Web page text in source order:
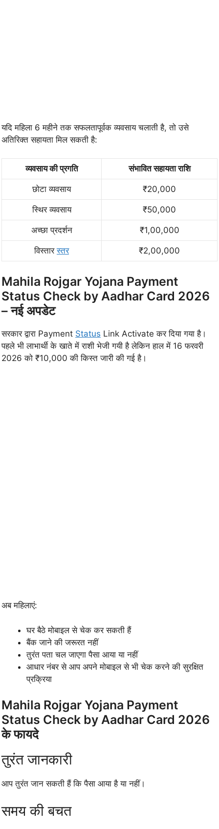
यदि महिला 6 महीने तक सफलतापूर्वक व्यवसाय चलाती है, तो उसे
अतिरिक्त सहायता मिल सकती है:
व्यवसाय की प्रगति संभावित सहायता राशि
छोटा व्यवसाय ₹20,000
स्थिर व्यवसाय ₹50,000
अच्छा प्रदर्शन ₹1,00,000
विस्तारस्तर ₹2,00,000
Mahila Rojgar Yojana Payment
Status Check by Aadhar Card 2026
– नई अपडेट
सरकार द्वारा Payment Status Link Activate कर दिया गया है।
पहले भी लाभार्थी के खाते में राशी भेजी गयी है लेकिन हाल में 16 फरवरी
2026 को ₹10,000 की किस्त जारी की गई है।
अब महिलाएं:
घर बैठे मोबाइल से चेक कर सकती हैं
बैंक जाने की जरूरत नहीं
तुरंत पता चल जाएगा पैसा आया या नहीं
आधार नंबर से आप अपने मोबाइल से भी चेक करने की सुरक्षित
प्रक्रिया
Mahila Rojgar Yojana Payment
Status Check by Aadhar Card 2026
के फायदे
तुरंत जानकारी
आप तुरंत जान सकती हैं कि पैसा आया है या नहीं।
समय की बचत